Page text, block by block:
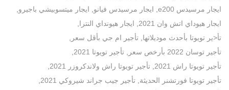
ايجار مرسيدس e200
, ايجار مرسيدس فيانو, ايجار ميتسوبيشي باجيرو,
ايجار هيوداي اتش وان 2021
, ايجار هيونداي النترا,
تأ<ير تويوتا بأحدث موديلاتها, تأجير ام جي بأقل سعر ,
تأجير توسان 2022 بأرخص سعر
, تأجير تويوتا 2021
,
تأجير تويوتا راش 2021
, تأجير تويوتا راش ولاندكروزر 2021
,
تأجير تويوتا فورتشنر الحديثة, تأجير جيب جراند شيروكي 2021
,